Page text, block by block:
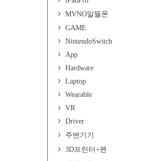
MVNO알뜰폰
GAME
NintendoSwitch
App
Hardware
Laptop
Wearable
VR
Driver
주변기기
3D프린터+펜